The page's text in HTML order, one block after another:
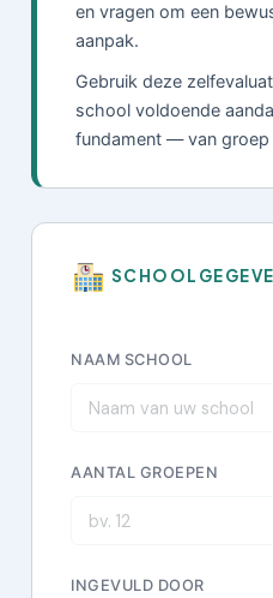
en vragen om een
aanpak.
Gebruik deze
school voldoende
fundament — van
NAAM SCHOOL
AANTAL GROEPEN
INGEVULD DOOR